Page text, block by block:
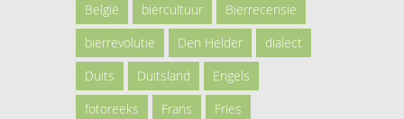
België
biercultuur
Bierrecensie
bierrevolutie
Den Helder
dialect
Duits
Duitsland
Engels
fotoreeks
Frans
Fries